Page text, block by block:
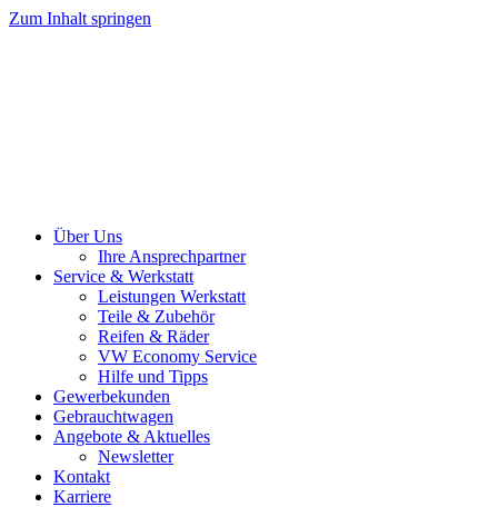
Zum Inhalt springen
Über Uns
Ihre Ansprechpartner
Service & Werkstatt
Leistungen Werkstatt
Teile & Zubehör
Reifen & Räder
VW Economy Service
Hilfe und Tipps
Gewerbekunden
Gebrauchtwagen
Angebote & Aktuelles
Newsletter
Kontakt
Karriere